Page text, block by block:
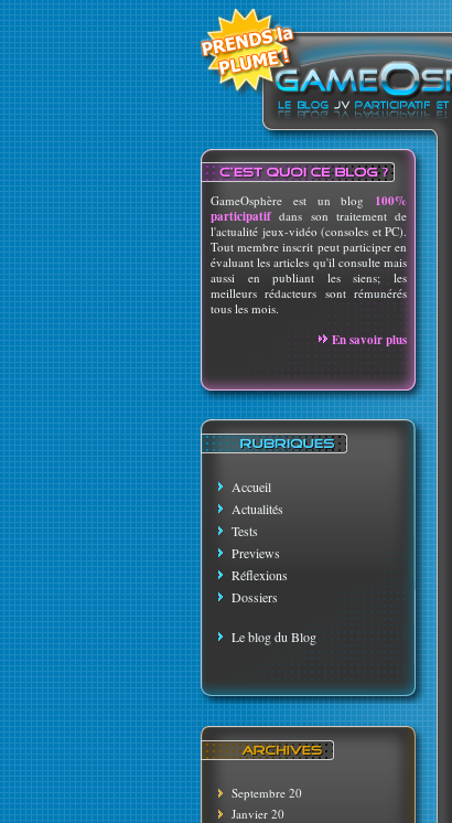
GameOsphère est un blog 100%
participatif dans son traitement de
l'actualité jeux-vidéo (consoles et PC).
Tout membre inscrit peut participer en
évaluant les articles qu'il consulte mais
aussi en publiant les siens; les
meilleurs rédacteurs sont rémunérés
tous les mois.
En savoir plus
Accueil
Actualités
Tests
Previews
Réflexions
Dossiers
Le blog du Blog
Septembre 20
Janvier 20